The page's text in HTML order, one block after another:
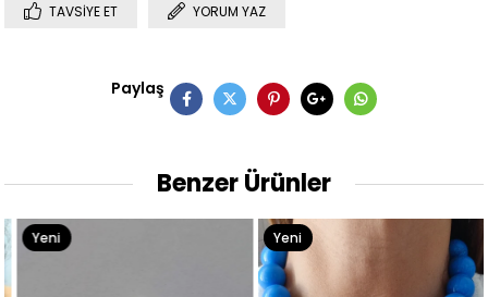
TAVSIYE ET YORUM YAZ
Paylaş
Benzer Ürünler
Yeni
Yeni
Ürün